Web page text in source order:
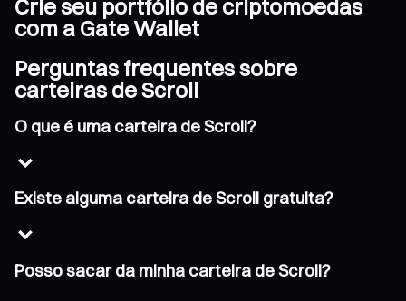
Crie seu portfólio de criptomoedas
com a Gate Wallet
Perguntas frequentes sobre
carteiras de Scroll
O que é uma carteira de Scroll?
Existe alguma carteira de Scroll gratuita?
Posso sacar da minha carteira de Scroll?